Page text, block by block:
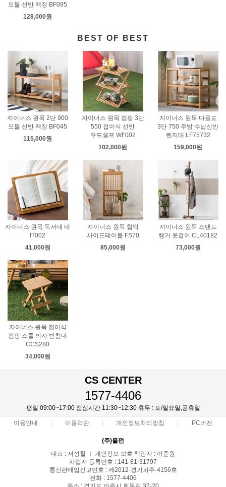
모듈 선반 책장 BF095
128,000원
BEST OF BEST
자이너스 원목 2단 900
모듈 선반 책장 BF045
115,000원
자이너스 원목 캠핑 3단
550 접이식 선반
우드쉘프 WF002
102,000원
자이너스 원목 다용도
3단 750 주방 수납선반
렌지대 LF75732
159,000원
자이너스 원목 독서대 대
IT002
41,000원
자이너스 원목 협탁
사이드테이블 FS70
85,000원
자이너스 원목 스탠드
행거 옷걸이 CL40182
73,000원
자이너스 원목 접이식
캠핑 스툴 의자 받침대
CCS280
34,000원
CS CENTER
1577-4406
평일 09:00~17:00 점심시간 11:30~12:30 휴무 : 토/일요일,공휴일
이용안내 이용약관 개인정보처리방침 PC버전
(주)올펀
대표 : 서성철 ㅣ 개인정보 보호 책임자 : 이준원
사업자 등록번호 : 141-81-31797
통신판매업신고번호 : 제2012-경기파주-4156호
전화 : 1577-4406